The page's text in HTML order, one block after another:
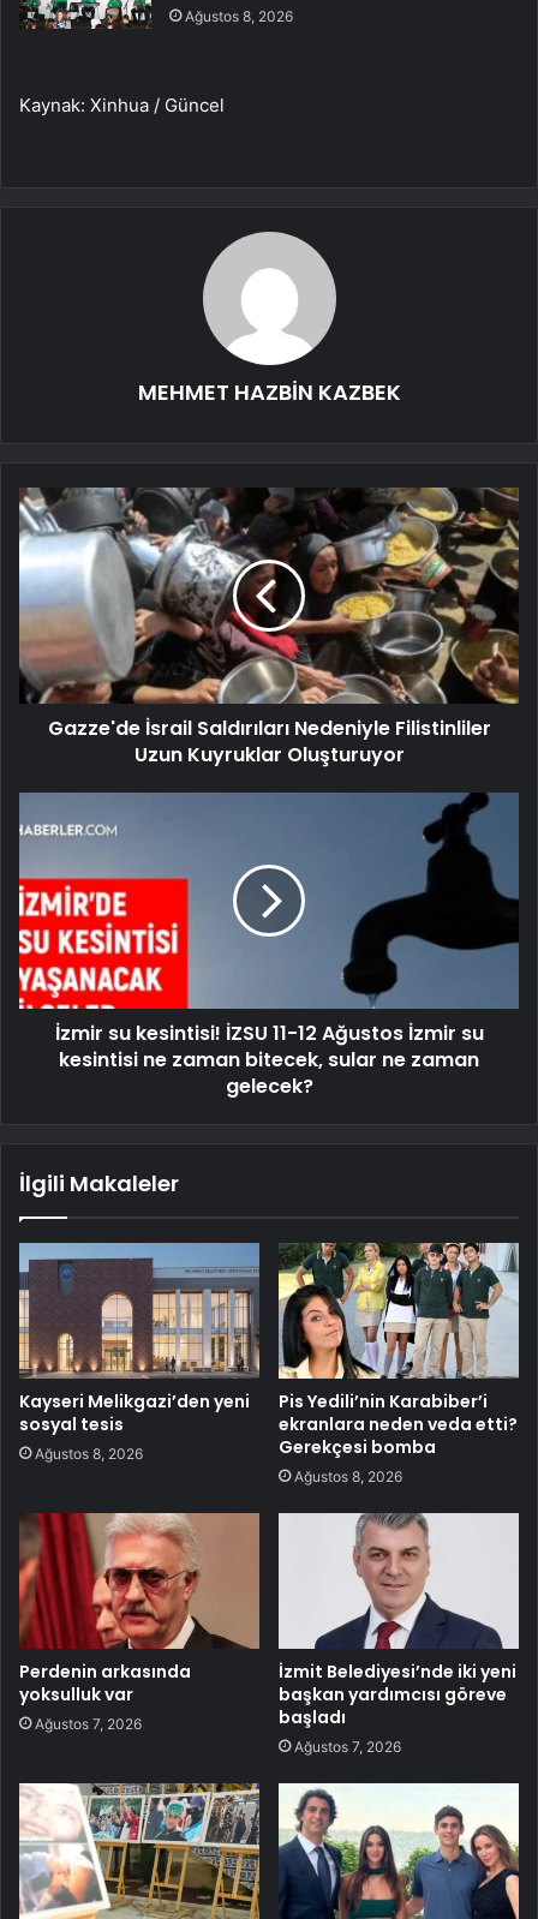
Ağustos 8, 2026
Kaynak: Xinhua / Güncel
MEHMET HAZBİN KAZBEK
Gazze'de İsrail Saldırıları Nedeniyle Filistinliler
Uzun Kuyruklar Oluşturuyor
İzmir su kesintisi! İZSU 11-12 Ağustos İzmir su
kesintisi ne zaman bitecek, sular ne zaman
gelecek?
İlgili Makaleler
Kayseri Melikgazi’den yeni
sosyal tesis
Ağustos 8, 2026
Pis Yedili’nin Karabiber’i
ekranlara neden veda etti?
Gerekçesi bomba
Ağustos 8, 2026
Perdenin arkasında
yoksulluk var
Ağustos 7, 2026
İzmit Belediyesi’nde iki yeni
başkan yardımcısı göreve
başladı
Ağustos 7, 2026